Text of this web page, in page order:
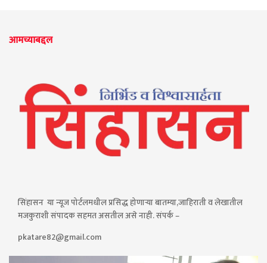
आमच्याबद्दल
सिंहासन या न्यूज पोर्टलमधील प्रसिद्ध होणाऱ्या बातम्या,जाहिराती व लेखातील
मजकुराशी संपादक सहमत असतील असे नाही. संपर्क –
pkatare82@gmail.com